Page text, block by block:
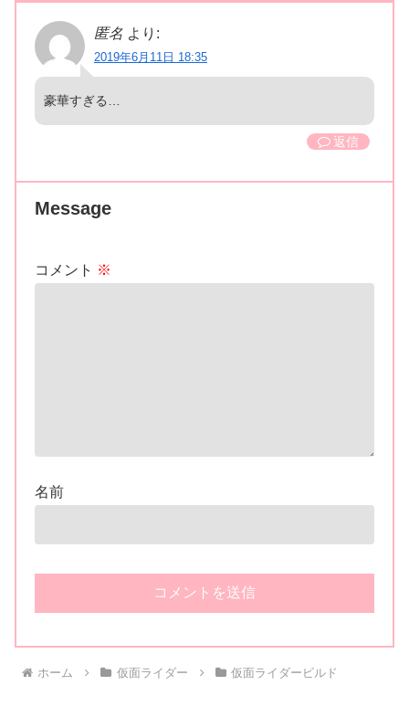
匿名 より:
2019年6月11日 18:35
豪華すぎる…
返信
Message
コメント ※
名前
ホーム 仮面ライダー 仮面ライダービルド